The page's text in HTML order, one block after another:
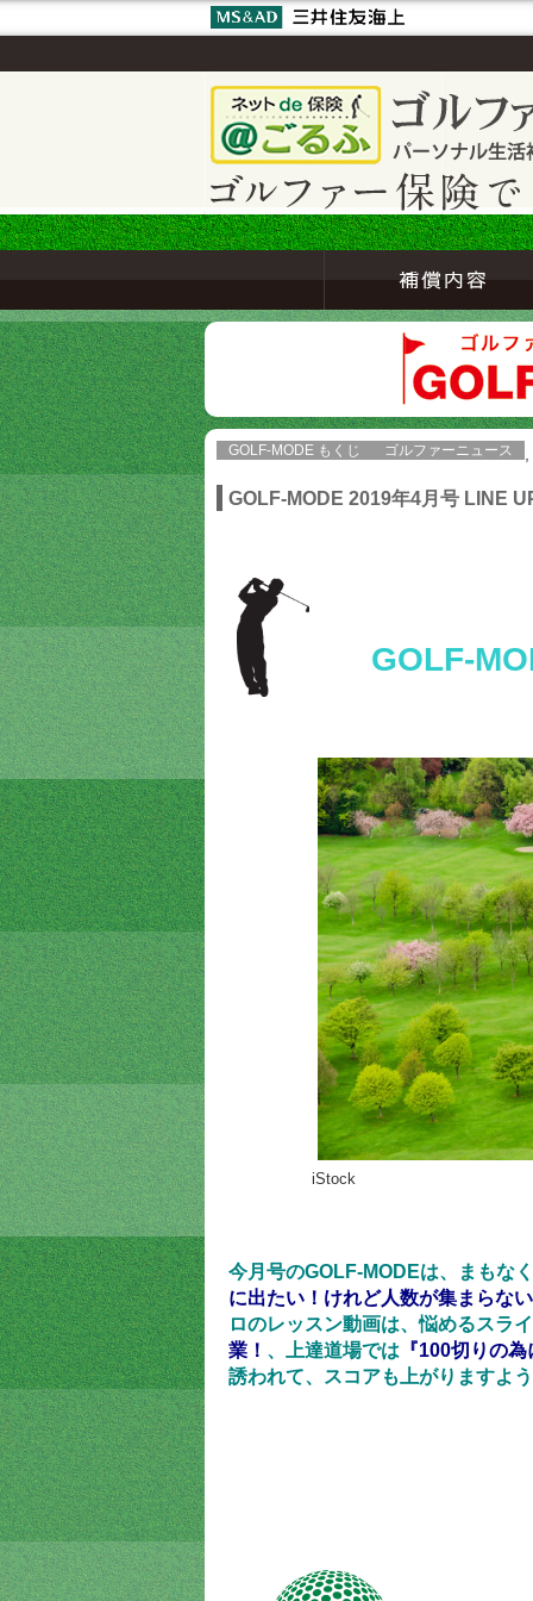
GOLF-MODE もくじ ゴルファーニュース
GOLF-MODE 2019年4月号 LINE
GOLF-
iStock
今月号のGOLF-MODEは、まもな
に出たい！けれど人数が集まらない
ロのレッスン動画は、悩めるスラ
業！ 、上達道場では 『100切りの
誘われて、スコアも上がりますよ